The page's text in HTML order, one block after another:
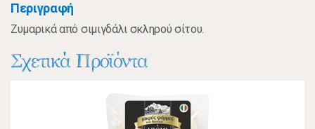
Περιγραφή
Ζυμαρικά από σιμιγδάλι σκληρού σίτου.
Σχετικά Προϊόντα